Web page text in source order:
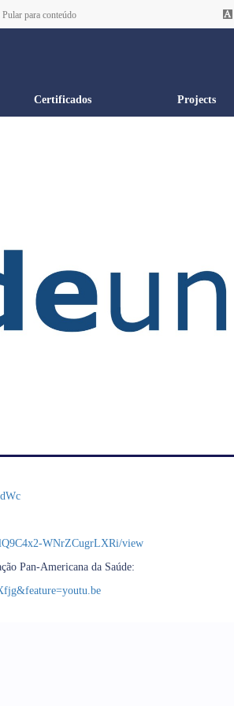
Pular para conteúdo
Certificados Projects
WNrZCugrLXRi/view
Pan-Americana da Saúde: